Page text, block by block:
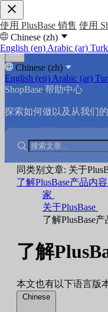
使用 PlusBase 销售 使用
Chinese (zh)
English (en) Arabic (ar)
Chinese (zh)
English (en) Arabic (ar)
ShopBase 帮助中心
探索如何做以及从我们
同类别文章: 关于
了解PlusBase产品内
家
关于PlusBase
了解PlusBase
了解
本文也有以下语言版
Chinese